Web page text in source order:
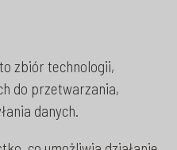
to zbiór technologii,
do przetwarzania,
danych.